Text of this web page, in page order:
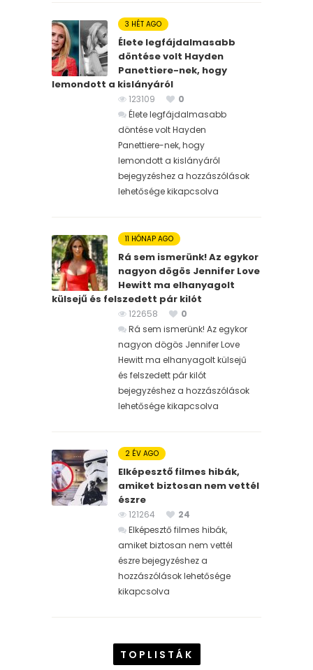
3 HÉT AGO
Élete legfájdalmasabb
döntése volt Hayden
Panettiere-nek, hogy
lemondott a kislányáról
123109
0
Élete legfájdalmasabb
döntése volt Hayden
Panettiere-nek, hogy
lemondott a kislányáról
bejegyzéshez a hozzászólások
lehetősége kikapcsolva
11 HÓNAP AGO
Rá sem ismerünk! Az egykor
nagyon dögös Jennifer Love
Hewitt ma elhanyagolt
külsejű és felszedett pár kilót
122658
0
Rá sem ismerünk! Az egykor
nagyon dögös Jennifer Love
Hewitt ma elhanyagolt külsejű
és felszedett pár kilót
bejegyzéshez a hozzászólások
lehetősége kikapcsolva
2 ÉV AGO
Elképesztő filmes hibák,
amiket biztosan nem vettél
észre
121264
24
Elképesztő filmes hibák,
amiket biztosan nem vettél
észre bejegyzéshez a
hozzászólások lehetősége
kikapcsolva
TOPLISTÁK